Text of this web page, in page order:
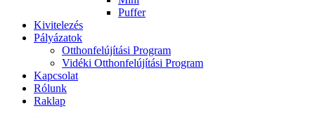
Puffer
Kivitelezés
Pályázatok
Otthonfelújítási Program
Vidéki Otthonfelújítási Program
Kapcsolat
Rólunk
Raklap